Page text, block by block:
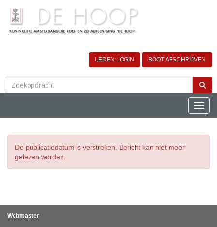
LEDEN LOGIN BOOT AFSCHRIJVEN
De publicatiedatum is verstreken. Bericht kan niet meer
gelezen worden.
Webmaster